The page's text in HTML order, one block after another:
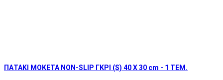
ΠΑΤΑΚΙ ΜΟΚΕΤΑ NON-SLIP ΓΚΡΙ (S) 40 Χ 30 cm - 1 ΤΕΜ.